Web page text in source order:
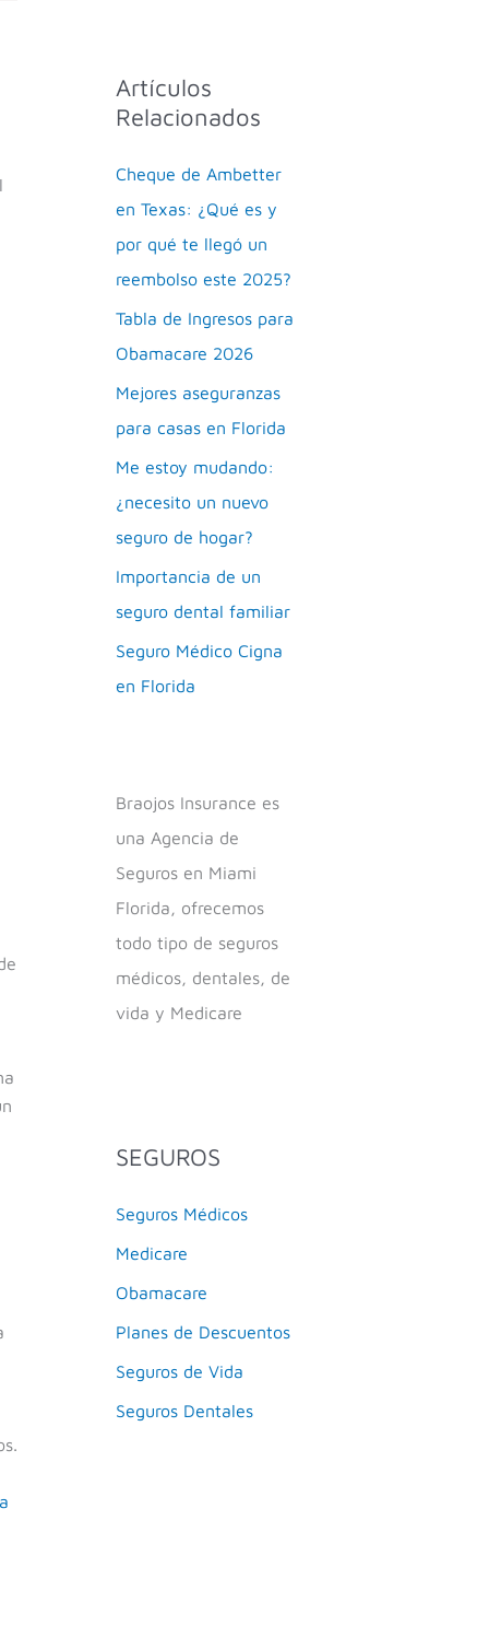
Artículos
Relacionados
Cheque de Ambetter
en Texas: ¿Qué es y
por qué te llegó un
reembolso este 2025?
Tabla de Ingresos para
Obamacare 2026
Mejores aseguranzas
para casas en Florida
Me estoy mudando:
¿necesito un nuevo
seguro de hogar?
Importancia de un
seguro dental familiar
Seguro Médico Cigna
en Florida
Braojos Insurance es
una Agencia de
Seguros en Miami
Florida, ofrecemos
todo tipo de seguros
médicos, dentales, de
vida y Medicare
SEGUROS
Seguros Médicos
Medicare
Obamacare
Planes de Descuentos
Seguros de Vida
Seguros Dentales